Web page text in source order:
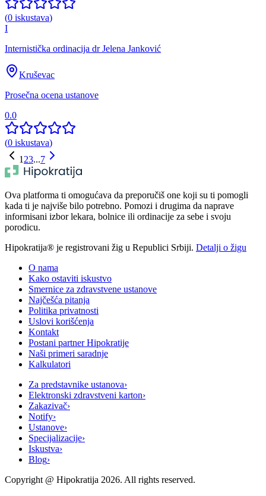
(0 iskustava)
I
Internistička ordinacija dr Jelena Janković
Kruševac
Prosečna ocena ustanove
0.0
(0 iskustava)
1 23...7
Ova platforma ti omogućava da preporučiš one koji su ti pomogli
kada ti je najviše bilo potrebno. Pomozi i drugima da naprave
informisani izbor lekara, bolnice ili ordinacije za sebe i svoju
porodicu.
Hipokratija® je registrovani žig u Republici Srbiji. Detalji o žigu
O nama
Kako ostaviti iskustvo
Smernice za zdravstvene ustanove
Najčešća pitanja
Politika privatnosti
Uslovi korišćenja
Kontakt
Postani partner Hipokratije
Naši primeri saradnje
Kalkulatori
Za predstavnike ustanova›
Elektronski zdravstveni karton›
Zakazivač›
Notify›
Ustanove›
Specijalizacije›
Iskustva›
Blog›
Copyright @ Hipokratija 2026. All rights reserved.